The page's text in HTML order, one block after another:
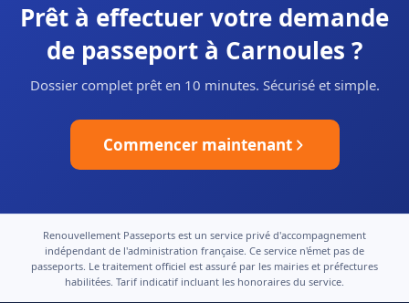
Prêt à effectuer votre demande
de passeport à Carnoules ?
Dossier complet prêt en 10 minutes. Sécurisé et simple.
Commencer maintenant
Renouvellement Passeports est un service privé d'accompagnement
indépendant de l'administration française. Ce service n'émet pas de
passeports. Le traitement officiel est assuré par les mairies et préfectures
habilitées. Tarif indicatif incluant les honoraires du service.